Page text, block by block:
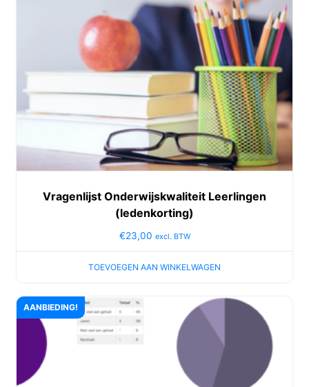
Vragenlijst Onderwijskwaliteit Leerlingen
(ledenkorting)
€23,00 excl. BTW
TOEVOEGEN AAN WINKELWAGEN
AANBIEDING!